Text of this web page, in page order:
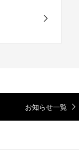
お知らせ一覧